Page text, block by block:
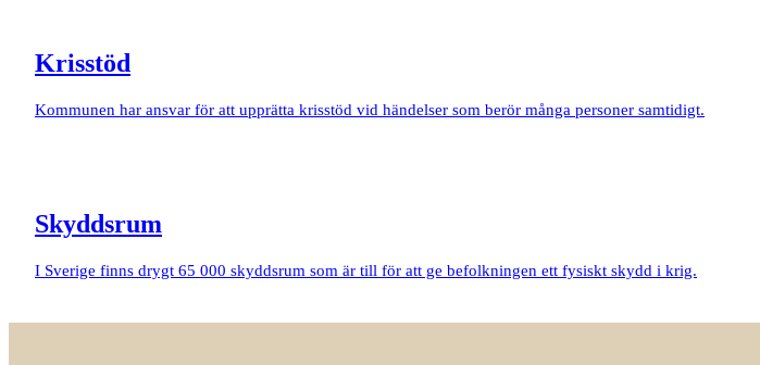
Krisstöd
Kommunen har ansvar för att upprätta krisstöd vid händelser som berör många personer samtidigt.
Skyddsrum
I Sverige finns drygt 65 000 skyddsrum som är till för att ge befolkningen ett fysiskt skydd i krig.